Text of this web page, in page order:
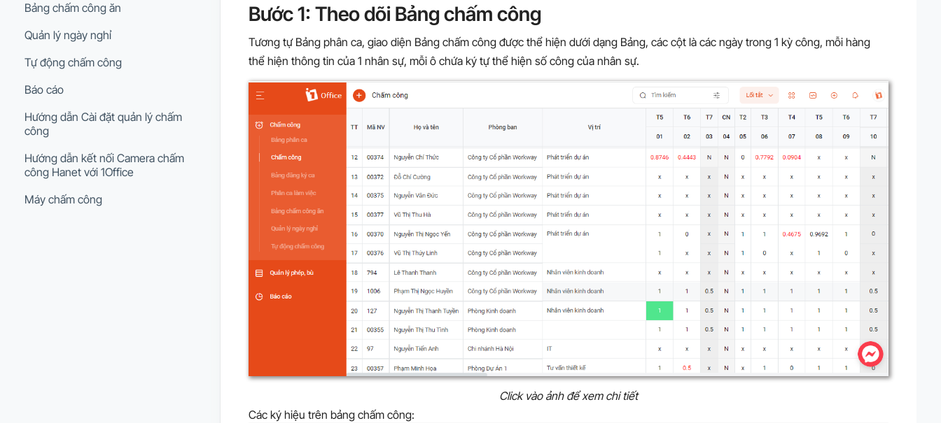
Bảng chấm công ăn
Quản lý ngày nghỉ
Tự động chấm công
Báo cáo
Hướng dẫn Cài đặt quản lý chấm
công
Hướng dẫn kết nối Camera chấm
công Hanet với 1Office
Máy chấm công
Bước 1: Theo dõi Bảng chấm công
Tương tự Bảng phân ca, giao diện Bảng chấm công được thể hiện dưới dạng Bảng, các cột là các ngày trong 1 kỳ công, mỗi hàng
thể hiện thông tin của 1 nhân sự, mỗi ô chứa ký tự thể hiện số công của nhân sự.
Click vào ảnh để xem chi tiết
Các ký hiệu trên bảng chấm công: